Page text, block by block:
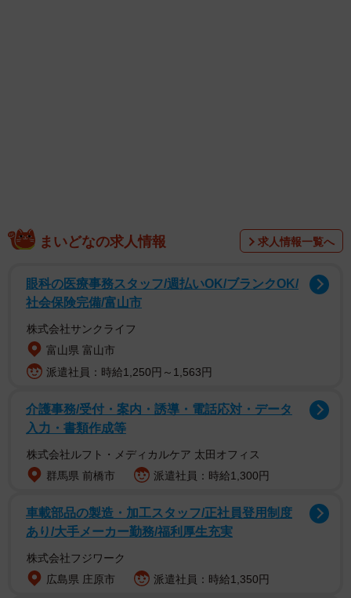
対象となる。
「ただし」と北村弁護士は重要事項を付け加えた。「配
偶者、直系血族または同居の親族との間で起こった窃盗罪
財産関係に関する問題は親族内部において解決させるべき
という政策的考慮に基づいているという。「法は家庭に入
まいどなの求人情報 求人情報一覧へ
眼科の医療事務スタッフ/週払いOK/ブランクOK/
社会保険完備/富山市
株式会社サンクライフ
富山県 富山市
派遣社員：時給1,250円～1,563円
介護事務/受付・案内・誘導・電話応対・データ
入力・書類作成等
株式会社ルフト・メディカルケア 太田オフィス
群馬県 前橋市
派遣社員：時給1,300円
車載部品の製造・加工スタッフ/正社員登用制度
あり/大手メーカー勤務/福利厚生充実
株式会社フジワーク
広島県 庄原市
派遣社員：時給1,350円